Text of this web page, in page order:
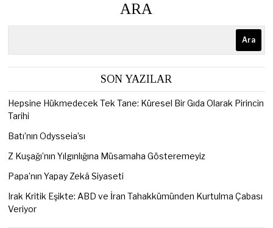
ARA
Ara
SON YAZILAR
Hepsine Hükmedecek Tek Tane: Küresel Bir Gıda Olarak Pirincin
Tarihi
Batı’nın Odysseia’sı
Z Kuşağı’nın Yılgınlığına Müsamaha Gösteremeyiz
Papa’nın Yapay Zekâ Siyaseti
Irak Kritik Eşikte: ABD ve İran Tahakkümünden Kurtulma Çabası
Veriyor